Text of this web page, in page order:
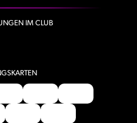
IM CLUB